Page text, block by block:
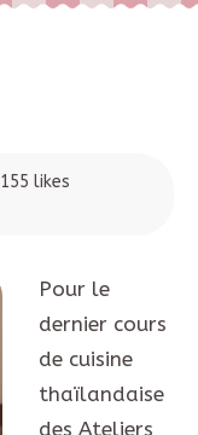
155 likes
Pour le
dernier cours
de cuisine
thaïlandaise
des Ateliers